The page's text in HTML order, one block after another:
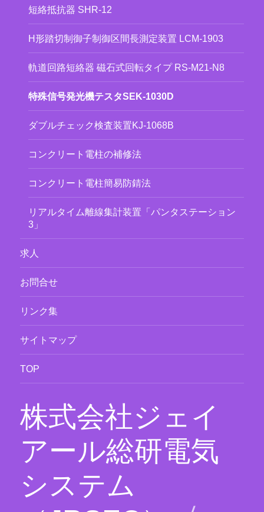
短絡抵抗器 SHR-12
H形踏切制御子制御区間長測定装置 LCM-1903
軌道回路短絡器 磁石式回転タイプ RS-M21-N8
特殊信号発光機テスタSEK-1030D
ダブルチェック検査装置KJ-1068B
コンクリート電柱の補修法
コンクリート電柱簡易防錆法
リアルタイム離線集計装置「パンタステーション
3」
求人
お問合せ
リンク集
サイトマップ
TOP
株式会社ジェイ
アール総研電気
システム